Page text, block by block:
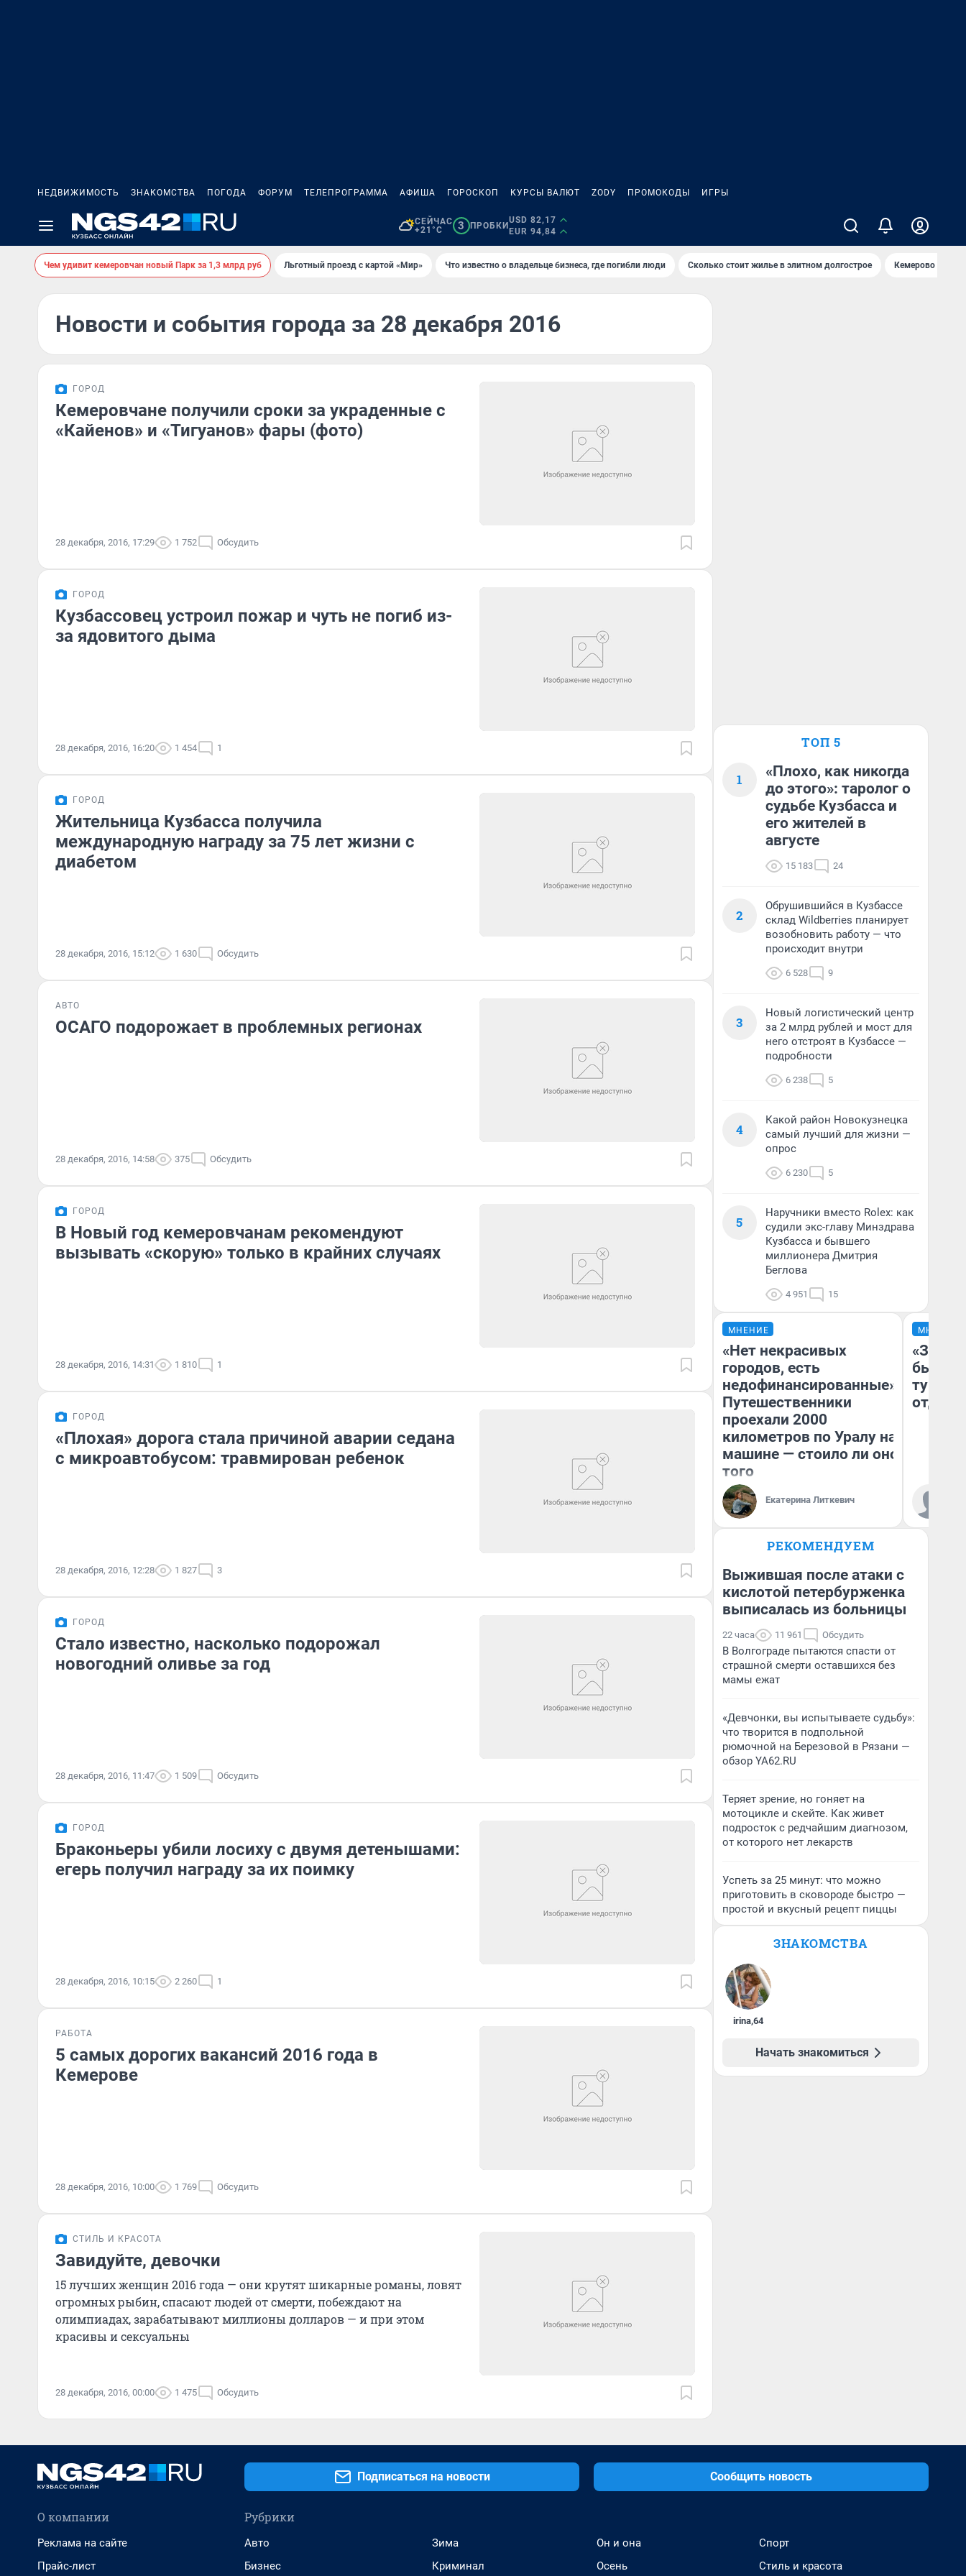
НЕДВИЖИМОСТЬ ЗНАКОМСТВА ПОГОДА ФОРУМ ТЕЛЕПРОГРАММА АФИША ГОРОСКОП КУРСЫ ВАЛЮТ ZODY ПРОМОКОДЫ ИГРЫ
СЕЙЧАС
+21°C
3 ПРОБКИ
USD 82,17
EUR 94,84
Чем удивит кемеровчан новый Парк за 1,3 млрд руб Льготный проезд с картой «Мир» Что известно о владельце бизнеса, где погибли люди Сколько стоит жилье в элитном долгострое Кемерово —
Новости и события города за 28 декабря 2016
ГОРОД
Кемеровчане получили сроки за украденные с
«Кайенов» и «Тигуанов» фары (фото)
28 декабря, 2016, 17:29 1 752 Обсудить
ГОРОД
Кузбассовец устроил пожар и чуть не погиб из-
за ядовитого дыма
28 декабря, 2016, 16:20 1 454 1
ГОРОД
Жительница Кузбасса получила
международную награду за 75 лет жизни с
диабетом
28 декабря, 2016, 15:12 1 630 Обсудить
АВТО
ОСАГО подорожает в проблемных регионах
28 декабря, 2016, 14:58 375 Обсудить
ГОРОД
В Новый год кемеровчанам рекомендуют
вызывать «скорую» только в крайних случаях
28 декабря, 2016, 14:31 1 810 1
ГОРОД
«Плохая» дорога стала причиной аварии седана
с микроавтобусом: травмирован ребенок
28 декабря, 2016, 12:28 1 827 3
ГОРОД
Стало известно, насколько подорожал
новогодний оливье за год
28 декабря, 2016, 11:47 1 509 Обсудить
ГОРОД
Браконьеры убили лосиху с двумя детенышами:
егерь получил награду за их поимку
28 декабря, 2016, 10:15 2 260 1
РАБОТА
5 самых дорогих вакансий 2016 года в
Кемерове
28 декабря, 2016, 10:00 1 769 Обсудить
СТИЛЬ И КРАСОТА
Завидуйте, девочки
15 лучших женщин 2016 года — они крутят шикарные романы, ловят
огромных рыбин, спасают людей от смерти, побеждают на
олимпиадах, зарабатывают миллионы долларов — и при этом
красивы и сексуальны
28 декабря, 2016, 00:00 1 475 Обсудить
ТОП 5
1
«Плохо, как никогда
до этого»: таролог о
судьбе Кузбасса и
его жителей в
августе
15 183 24
2
Обрушившийся в Кузбассе
склад Wildberries планирует
возобновить работу — что
происходит внутри
6 528 9
3
Новый логистический центр
за 2 млрд рублей и мост для
него отстроят в Кузбассе —
подробности
6 238 5
4
Какой район Новокузнецка
самый лучший для жизни —
опрос
6 230 5
5
Наручники вместо Rolex: как
судили экс-главу Минздрава
Кузбасса и бывшего
миллионера Дмитрия
Беглова
4 951 15
МНЕНИЕ
«Нет некрасивых
городов, есть
недофинансированные».
Путешественники
проехали 2000
километров по Уралу на
машине — стоило ли оно
того
Екатерина Литкевич
МНЕНИЕ
«За
были
РЕКОМЕНДУЕМ
Выжившая после атаки с
кислотой петербурженка
выписалась из больницы
22 часа 11 961 Обсудить
В Волгограде пытаются спасти от
страшной смерти оставшихся без
мамы ежат
«Девчонки, вы испытываете судьбу»:
что творится в подпольной
рюмочной на Березовой в Рязани —
обзор YA62.RU
Теряет зрение, но гоняет на
мотоцикле и скейте. Как живет
подросток с редчайшим диагнозом,
от которого нет лекарств
Успеть за 25 минут: что можно
приготовить в сковороде быстро —
простой и вкусный рецепт пиццы
ЗНАКОМСТВА
irina,64
Начать знакомиться
Подписаться на новости Сообщить новость
О компании
Реклама на сайте
Прайс-лист
Рубрики
Авто
Бизнес
Зима
Криминал
Он и она
Осень
Спорт
Стиль и красота